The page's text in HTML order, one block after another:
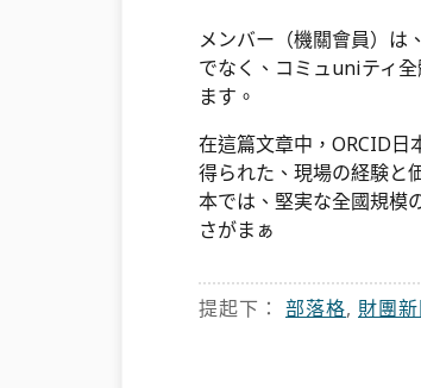
メンバー（機關會員）は
でなく、コミュuniティ
ます。
在這篇文章中，ORCID日
得られた、現場の経験と
本では、堅実な全國規模
さがまぁ
提起下： 部落格, 財團